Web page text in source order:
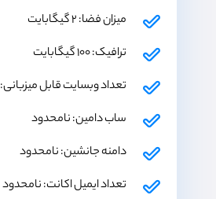
میزان فضا: ۲ گیگابایت
ترافیک: ۱۰۰ گیگابایت
تعداد وبسایت قابل میزبانی: ۲
ساب دامین: نامحدود
دامنه جانشین: نامحدود
تعداد ایمیل اکانت: نامحدود